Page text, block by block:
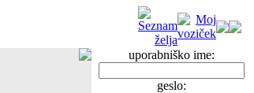
uporabniško ime:
geslo: